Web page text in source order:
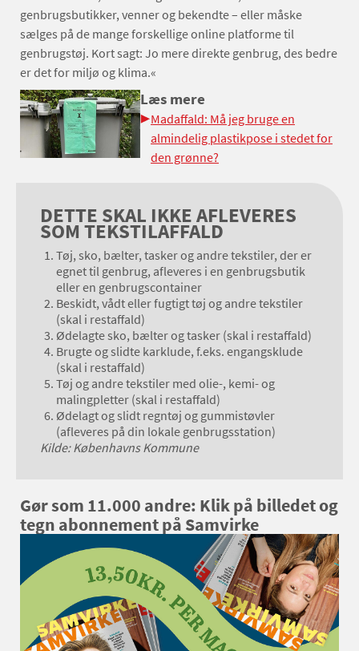
genbrugsbutikker, venner og bekendte – eller måske
sælges på de mange forskellige online platforme til
genbrugstøj. Kort sagt: Jo mere direkte genbrug, des bedre
er det for miljø og klima.«
Læs mere
Madaffald: Må jeg bruge en
almindelig plastikpose i stedet for
den grønne?
DETTE SKAL IKKE AFLEVERES
SOM TEKSTILAFFALD
Tøj, sko, bælter, tasker og andre tekstiler, der er
egnet til genbrug, afleveres i en genbrugsbutik
eller en genbrugscontainer
Beskidt, vådt eller fugtigt tøj og andre tekstiler
(skal i restaffald)
Ødelagte sko, bælter og tasker (skal i restaffald)
Brugte og slidte karklude, f.eks. engangsklude
(skal i restaffald)
Tøj og andre tekstiler med olie-, kemi- og
malingpletter (skal i restaffald)
Ødelagt og slidt regntøj og gummistøvler
(afleveres på din lokale genbrugsstation)
Kilde: Københavns Kommune
Gør som 11.000 andre: Klik på billedet og
tegn abonnement på Samvirke